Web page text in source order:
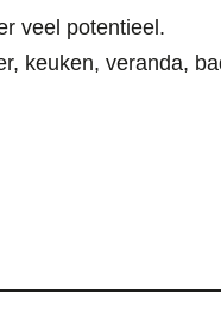
veel potentieel.
keuken, veranda,